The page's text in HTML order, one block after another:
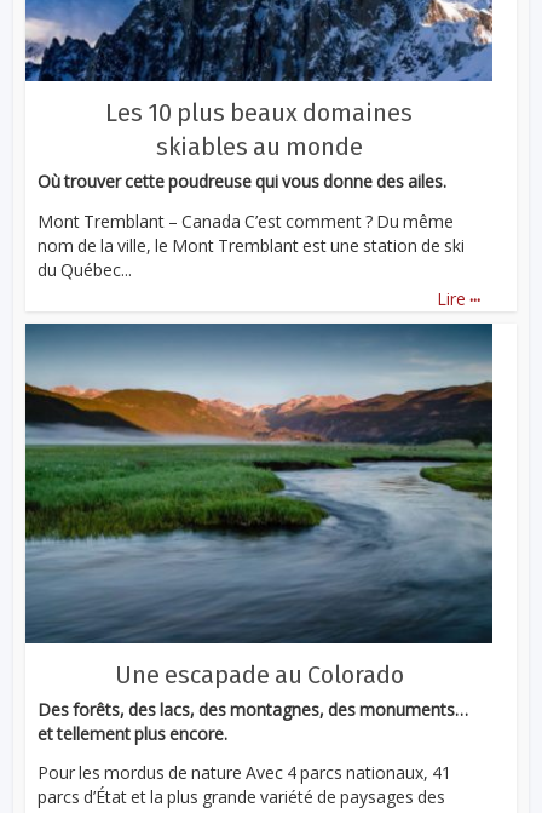
Les 10 plus beaux domaines
skiables au monde
Où trouver cette poudreuse qui vous donne des ailes.
Mont Tremblant – Canada C’est comment ? Du même
nom de la ville, le Mont Tremblant est une station de ski
du Québec...
Lire ...
Une escapade au Colorado
Des forêts, des lacs, des montagnes, des monuments…
et tellement plus encore.
Pour les mordus de nature Avec 4 parcs nationaux, 41
parcs d’État et la plus grande variété de paysages des